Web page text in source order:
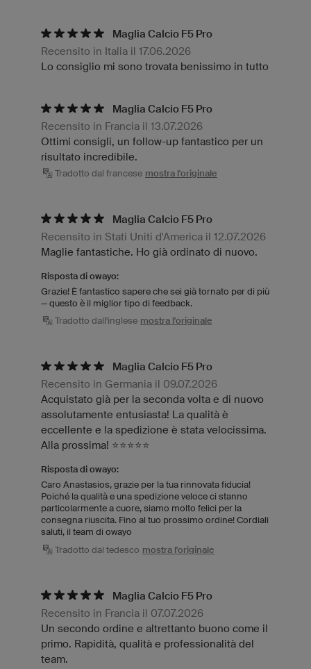
Maglia Calcio F5 Pro
Recensito in Italia il 17.06.2026
Lo consiglio mi sono trovata benissimo in tutto
Maglia Calcio F5 Pro
Recensito in Francia il 13.07.2026
Ottimi consigli, un follow-up fantastico per un
risultato incredibile.
Tradotto dal francese mostra l'originale
Maglia Calcio F5 Pro
Recensito in Stati Uniti d'America il 12.07.2026
Maglie fantastiche. Ho già ordinato di nuovo.
Risposta di owayo:
Grazie! È fantastico sapere che sei già tornato per di più
— questo è il miglior tipo di feedback.
Tradotto dall'inglese mostra l'originale
Maglia Calcio F5 Pro
Recensito in Germania il 09.07.2026
Acquistato già per la seconda volta e di nuovo
assolutamente entusiasta! La qualità è
eccellente e la spedizione è stata velocissima.
Alla prossima! ⭐⭐⭐⭐⭐
Risposta di owayo:
Caro Anastasios, grazie per la tua rinnovata fiducia!
Poiché la qualità e una spedizione veloce ci stanno
particolarmente a cuore, siamo molto felici per la
consegna riuscita. Fino al tuo prossimo ordine! Cordiali
saluti, il team di owayo
Tradotto dal tedesco mostra l'originale
Maglia Calcio F5 Pro
Recensito in Francia il 07.07.2026
Un secondo ordine e altrettanto buono come il
primo. Rapidità, qualità e professionalità del
team.